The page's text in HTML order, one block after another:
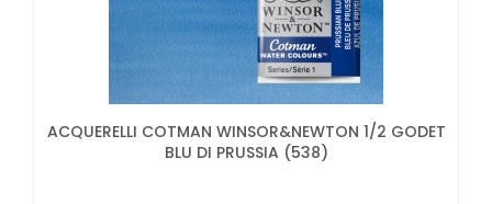
ACQUERELLI COTMAN WINSOR&NEWTON 1/2 GODET
BLU DI PRUSSIA (538)